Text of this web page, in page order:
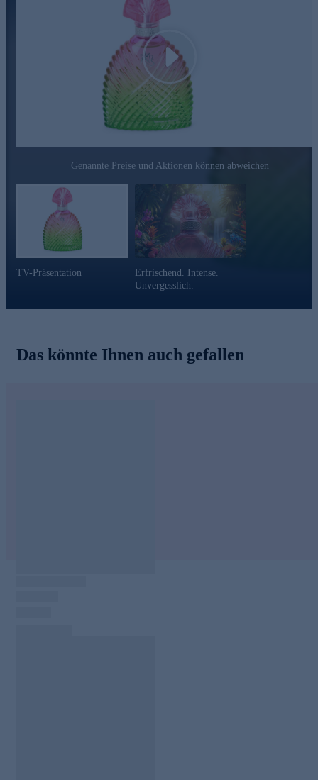
Nutzen Sie die Gelegenheit und bestellen Sie den Duft
Play
Genannte Preise und Aktionen können abweichen
TV-Präsentation
Erfrischend. Intense.
Unvergesslich.
Das könnte Ihnen auch gefallen